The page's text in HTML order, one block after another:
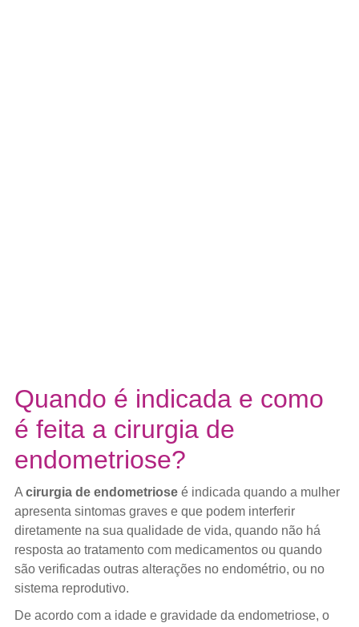
Quando é indicada e como
é feita a cirurgia de
endometriose?
A cirurgia de endometrioseé indicada quando a mulher
apresenta sintomas graves e que podem interferir
diretamente na sua qualidade de vida, quando não há
resposta ao tratamento com medicamentos ou quando
são verificadas outras alterações no endométrio, ou no
sistema reprodutivo.
De acordo com a idade e gravidade da endometriose, o